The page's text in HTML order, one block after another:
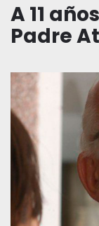
A 11
Padre